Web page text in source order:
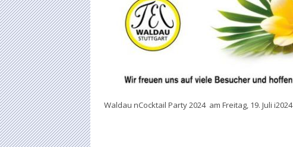
Waldau nCocktail Party 2024 am Freitag, 19. Juli i2024